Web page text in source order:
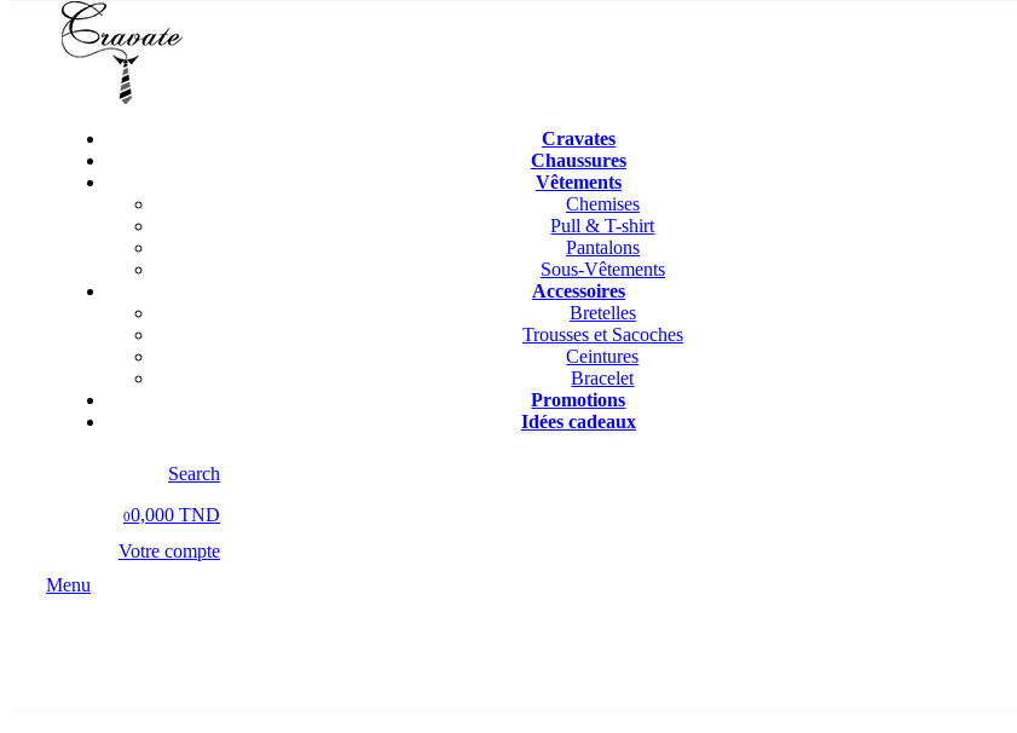
Cravates
Chaussures
Vêtements
Chemises
Pull & T-shirt
Pantalons
Sous-Vêtements
Accessoires
Bretelles
Trousses et Sacoches
Ceintures
Bracelet
Promotions
Idées cadeaux
Search
00,000 TND
Votre compte
Menu